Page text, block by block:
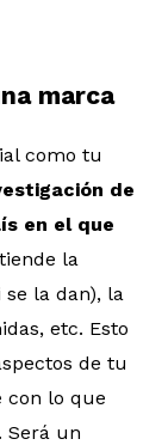
marca
como tu
de
en el que
la
la dan), la
etc. Esto
de tu
con lo que
Será un